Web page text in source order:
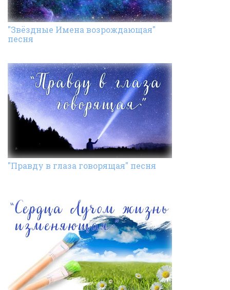
"Звёздные Имена возрождающая"
песня
"Правду в глаза говорящая" песня